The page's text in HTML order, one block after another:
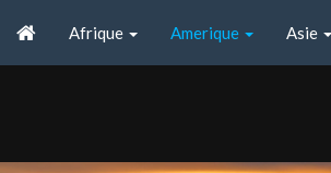
Afrique Amerique Asie